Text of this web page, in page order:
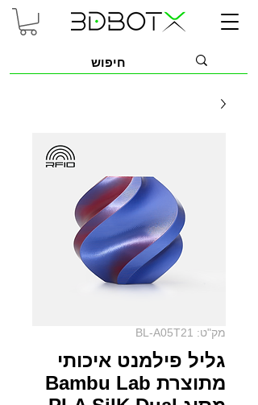
מק"ט: BL-A05T21
גליל פילמנט איכותי
מתוצרת Bambu Lab